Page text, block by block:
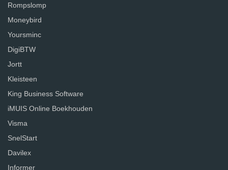
Rompslomp
Moneybird
Yoursminc
DigiBTW
Jortt
Kleisteen
King Business Software
iMUIS Online Boekhouden
Visma
SnelStart
Davilex
Informer